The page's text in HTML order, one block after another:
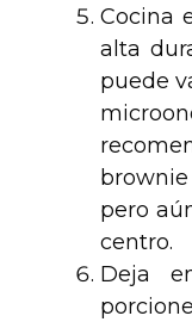
Cocina
alta
puede
pero
centro.
Deja